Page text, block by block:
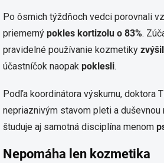
Po ôsmich týždňoch vedci porovnali
priemerný pokles kortizolu o 83%.
pravidelné používanie kozmetiky
účastníčok naopak poklesli.
Podľa koordinátora výskumu, doktora
nepriaznivým stavom pleti a
študuje aj samotná disciplína menom
Nepomáha len kozmetika